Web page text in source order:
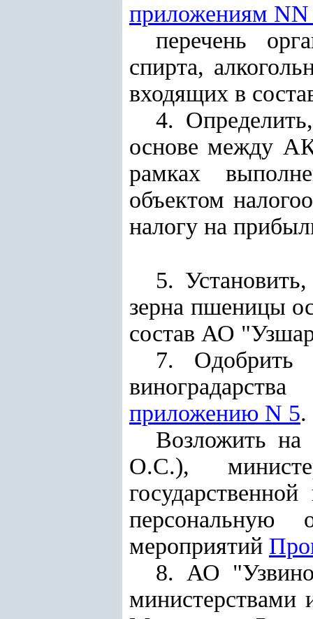
приложениям NN
перечень
спирта,
входящих в
4.
основе между
рамках
объектом
налогу на
5.
зерна пшеницы
состав АО
7. Одобрить
приложению N 5.
Возложить на
О.С.),
персональную
мероприятий
8. АО
министерствами